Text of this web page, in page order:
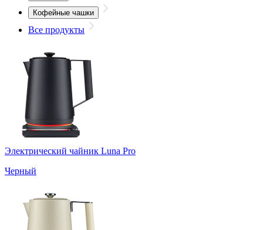
Кофейные чашки
Все продукты
Электрический чайник Luna Pro
Черный